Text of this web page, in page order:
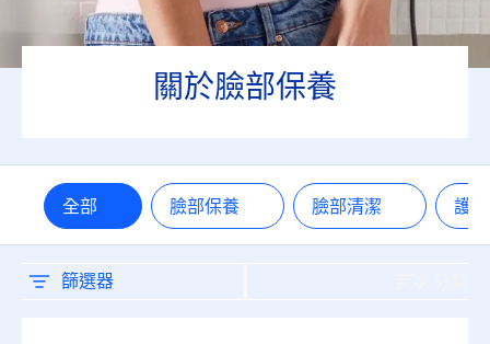
關於臉部保養
全部 臉部保養 臉部清潔 護
篩選器
無添加成分
防曬係數
15